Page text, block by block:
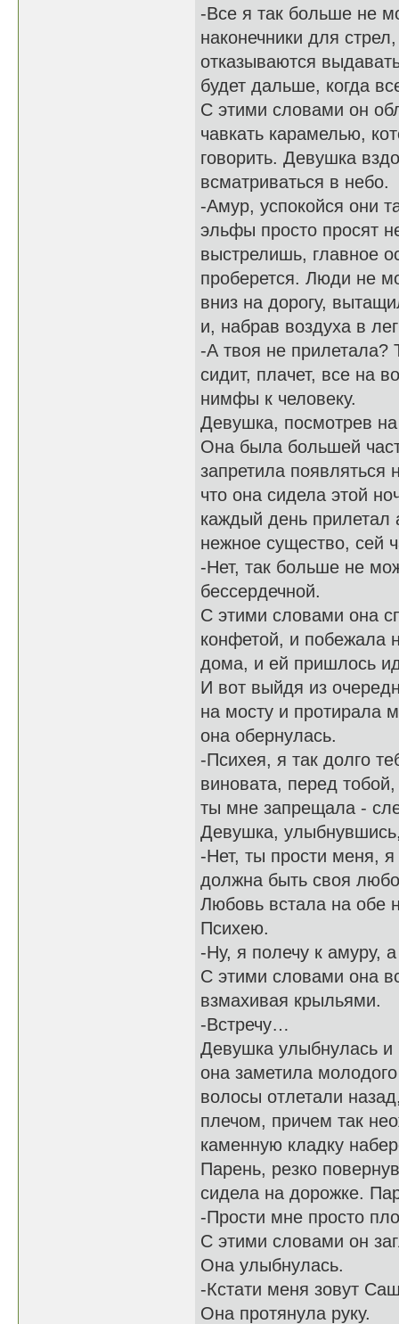
-Все я так больше не
наконечники для
отказываются
будет дальше, когда
С этими словами он
чавкать карамелью,
говорить. Девушка
всматриваться в небо.
-Амур, успокойся они
эльфы просто просят
выстрелишь, главное
проберется. Люди не
вниз на дорогу,
и, набрав воздуха в
-А твоя не прилетала?
сидит, плачет, все на
нимфы к человеку.
Девушка, посмотрев
Она была большей
запретила появляться
что она сидела этой
каждый день прилетал
нежное существо, сей
-Нет, так больше не
бессердечной.
С этими словами она
конфетой, и побежала
дома, и ей пришлось
И вот выйдя из
на мосту и протирала
она обернулась.
-Психея, я так долго
виновата, перед
ты мне запрещала -
Девушка,
-Нет, ты прости меня,
должна быть своя
Любовь встала на обе
Психею.
-Ну, я полечу к амуру,
С этими словами она
взмахивая крыльями.
-Встречу…
Девушка улыбнулась и
она заметила
волосы отлетали
плечом, причем так
каменную кладку
Парень, резко
сидела на дорожке.
-Прости мне просто
С этими словами он
Она улыбнулась.
-Кстати меня зовут
Она протянула руку.